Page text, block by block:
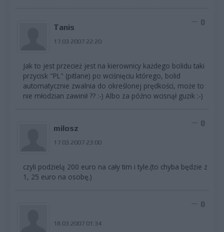
Tanis
17.03.2007 22:20
0
Jak to jest przecież jest na kierownicy każdego bolidu taki
przycisk "PL" (pitlane) po wciśnięciu którego, bolid
automatycznie zwalnia do określonej prędkości, może to
nie młodzian zawinił ?? :-) Albo za późno wcisnął guzik :-)
milosz
17.03.2007 23:00
0
czyli podzielą 200 euro na cały tim i tyle.(to chyba będzie z
1, 25 euro na osobę.)
18.03.2007 01:34
0